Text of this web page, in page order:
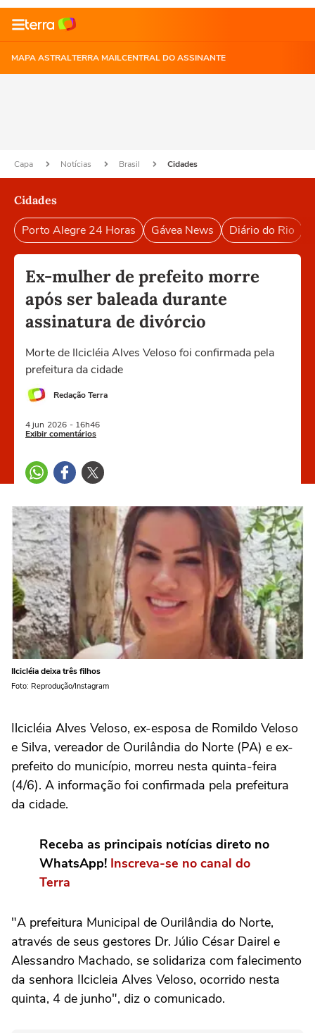
MAPA ASTRALTERRA MAILCENTRAL DO ASSINANTE
Capa Notícias Brasil Cidades
Cidades
Porto Alegre 24 Horas Gávea News Diário do Rio
Ex-mulher de prefeito morre
após ser baleada durante
assinatura de divórcio
Morte de Ilcicléia Alves Veloso foi confirmada pela
prefeitura da cidade
Redação Terra
4 jun 2026 - 16h46
Exibir comentários
Ilcicléia deixa três filhos
Foto: Reprodução/Instagram
Ilcicléia Alves Veloso, ex-esposa de Romildo Veloso
e Silva, vereador de Ourilândia do Norte (PA) e ex-
prefeito do município, morreu nesta quinta-feira
(4/6). A informação foi confirmada pela prefeitura
da cidade.
Receba as principais notícias direto no
WhatsApp! Inscreva-se no canal do
Terra
"A prefeitura Municipal de Ourilândia do Norte,
através de seus gestores Dr. Júlio César Dairel e
Alessandro Machado, se solidariza com falecimento
da senhora Ilcicleia Alves Veloso, ocorrido nesta
quinta, 4 de junho", diz o comunicado.